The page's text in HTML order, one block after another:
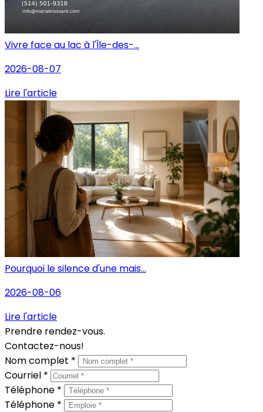
Vivre face au lac à l'Île-des-...
2026-08-07
Lire l'article
Pourquoi le silence d'une mais...
2026-08-06
Lire l'article
Prendre rendez-vous.
Contactez-nous!
Nom complet *
Courriel *
Téléphone *
Téléphone *